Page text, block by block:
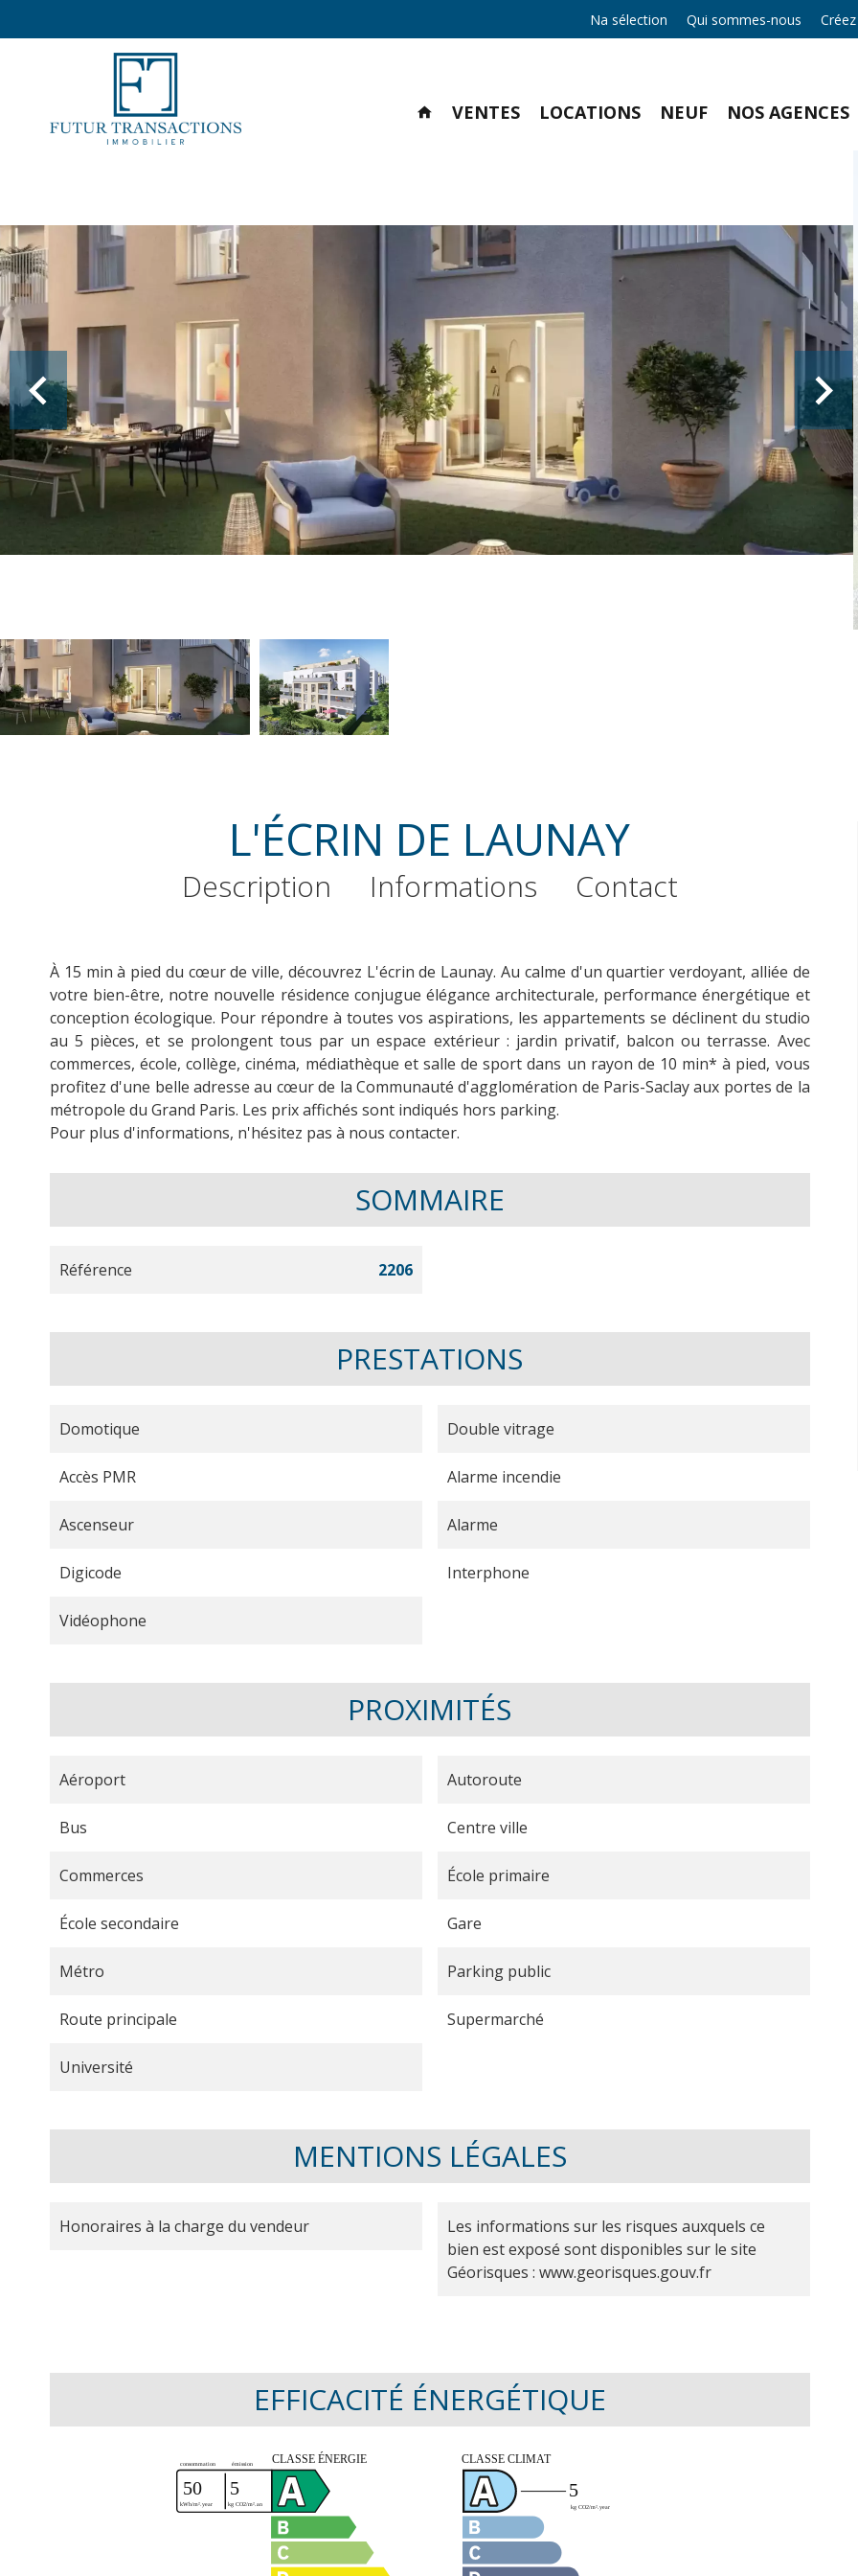
Na sélection Qui sommes-nous
VENTES LOCATIONS NEUF NOS AGENCES
L'ÉCRIN DE LAUNAY
Description Informations Contact
À 15 min à pied du cœur de ville, découvrez L'écrin de Launay. Au calme d'un quartier verdoyant, alliée de
votre bien-être, notre nouvelle résidence conjugue élégance architecturale, performance énergétique et
conception écologique. Pour répondre à toutes vos aspirations, les appartements se déclinent du studio
au 5 pièces, et se prolongent tous par un espace extérieur : jardin privatif, balcon ou terrasse. Avec
commerces, école, collège, cinéma, médiathèque et salle de sport dans un rayon de 10 min* à pied, vous
profitez d'une belle adresse au cœur de la Communauté d'agglomération de Paris-Saclay aux portes de la
métropole du Grand Paris. Les prix affichés sont indiqués hors parking.
Pour plus d'informations, n'hésitez pas à nous contacter.
SOMMAIRE
Référence 2206
PRESTATIONS
Domotique Double vitrage
Accès PMR Alarme incendie
Ascenseur Alarme
Digicode Interphone
Vidéophone
PROXIMITÉS
Aéroport Autoroute
Bus Centre ville
Commerces École primaire
École secondaire Gare
Métro Parking public
Route principale Supermarché
Université
MENTIONS LÉGALES
Honoraires à la charge du vendeur
Les informations sur les risques auxquels ce
bien est exposé sont disponibles sur le site
Géorisques : www.georisques.gouv.fr
EFFICACITÉ ÉNERGÉTIQUE